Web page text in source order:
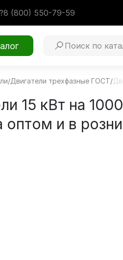
8 (800) 550-79-59
/Двигатели трехфазные ГОСТ/
15 кВт на
и в